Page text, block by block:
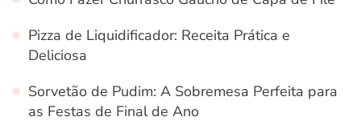
Pizza de Liquidificador: Receita Prática e
Deliciosa
Sorvetão de Pudim: A Sobremesa Perfeita para
as Festas de Final de Ano